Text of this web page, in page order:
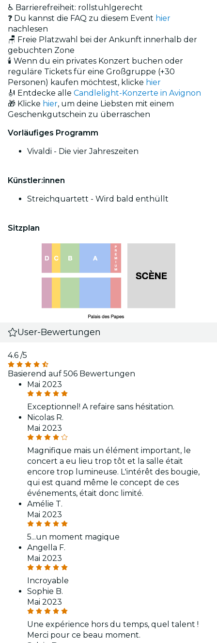
♿ Barrierefreiheit: rollstuhlgerecht
❓ Du kannst die FAQ zu diesem Event hier
nachlesen
🪑 Freie Platzwahl bei der Ankunft innerhalb der
gebuchten Zone
🕯️ Wenn du ein privates Konzert buchen oder
reguläre Tickets für eine Großgruppe (+30
Personen) kaufen möchtest, klicke hier
🎻 Entdecke alle Candlelight-Konzerte in Avignon
🎁 Klicke hier, um deine Liebsten mit einem
Geschenkgutschein zu überraschen
Vorläufiges Programm
Vivaldi - Die vier Jahreszeiten
Künstler:innen
Streichquartett - Wird bald enthüllt
Sitzplan
User-Bewertungen
4.6 /5
Basierend auf 506 Bewertungen
Mai 2023
Exceptionnel! A refaire sans hésitation.
Nicolas R.
Mai 2023
Magnifique mais un élément important, le
concert a eu lieu trop tôt et la salle était
encore trop lumineuse. L'intérêt des bougie,
qui est quand même le concept de ces
événements, était donc limité.
Amélie T.
Mai 2023
5...un moment magique
Angella F.
Mai 2023
Incroyable
Sophie B.
Mai 2023
Une expérience hors du temps, quel talent !
Merci pour ce beau moment.